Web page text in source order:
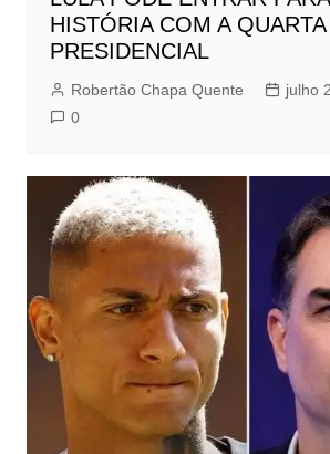
HISTÓRIA COM A
PRESIDENCIAL
Robertão Chapa Quente
julho
0